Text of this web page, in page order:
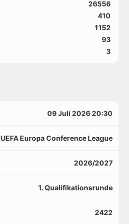
26556
410
1152
93
3
09 Juli 2026 20:30
UEFA Europa Conference League
2026/2027
1. Qualifikationsrunde
2422